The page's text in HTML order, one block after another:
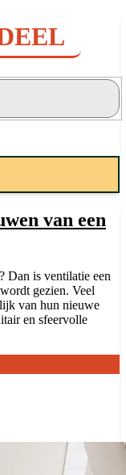
van een
Dan is ventilatie een
gezien. Veel
van hun nieuwe
en sfeervolle